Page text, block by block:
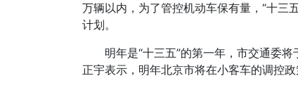
万辆以内，为了管控机动车保有量，“十
计划。
明年是“十三五”的第一年，市交通委
正宇表示，明年北京市将在小客车的调控